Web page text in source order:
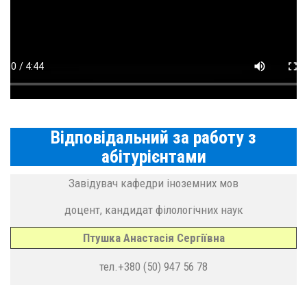
Відповідальний за работу з
абітурієнтами
Завідувач кафедри іноземних мов
доцент, кандидат філологічних наук
Птушка Анастасія Сергіївна
тел.+380 (50) 947 56 78